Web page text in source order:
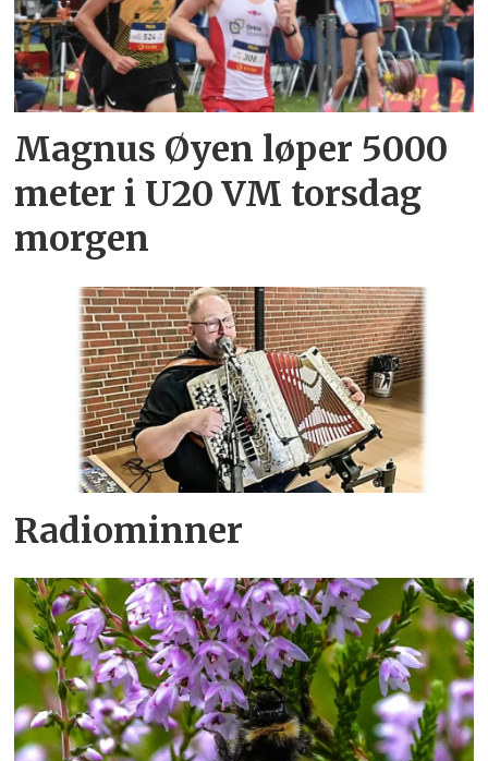
Magnus Øyen løper 5000
meter i U20 VM torsdag
morgen
Radiominner